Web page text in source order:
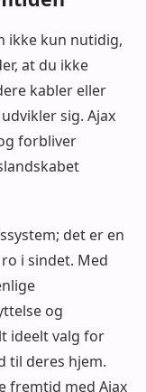
ikke kun nutidig,
at du ikke
kabler eller
sig. Ajax
forbliver
det er en
i sindet. Med
og
ideelt valg for
til deres hjem.
fremtid med Ajax